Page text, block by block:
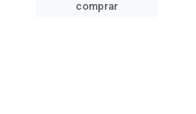
comprar